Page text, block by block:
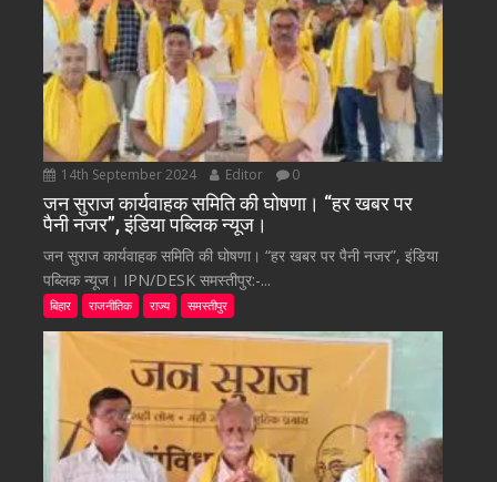
14th September 2024 Editor 0
जन सुराज कार्यवाहक समिति की घोषणा। “हर खबर पर
पैनी नजर”, इंडिया पब्लिक न्यूज।
जन सुराज कार्यवाहक समिति की घोषणा। “हर खबर पर पैनी नजर”, इंडिया
पब्लिक न्यूज। IPN/DESK समस्तीपुर:-...
बिहार राजनीतिक राज्य समस्तीपुर